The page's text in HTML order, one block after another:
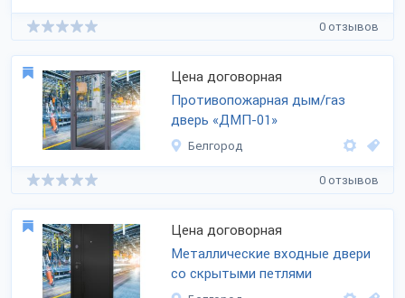
0 отзывов
Цена договорная
Противопожарная дым/газ
дверь «ДМП-01»
Белгород
0 отзывов
Цена договорная
Металлические входные двери
со скрытыми петлями